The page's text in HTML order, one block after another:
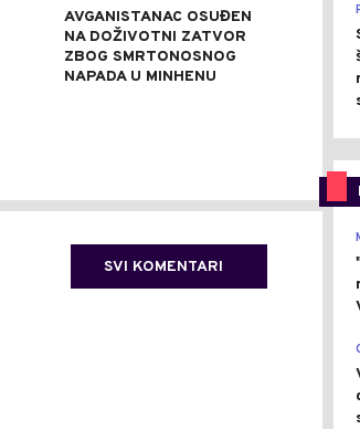
AVGANISTANAC OSUĐEN
NA DOŽIVOTNI ZATVOR
ZBOG SMRTONOSNOG
NAPADA U MINHENU
SVI KOMENTARI